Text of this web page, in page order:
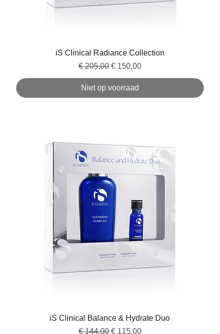
iS Clinical Radiance Collection
Normale prijs
€ 205,00 Verkoopprijs
€ 150,00
Niet op voorraad
iS Clinical Balance & Hydrate Duo
Normale prijs
€ 144,00 Verkoopprijs
€ 115,00